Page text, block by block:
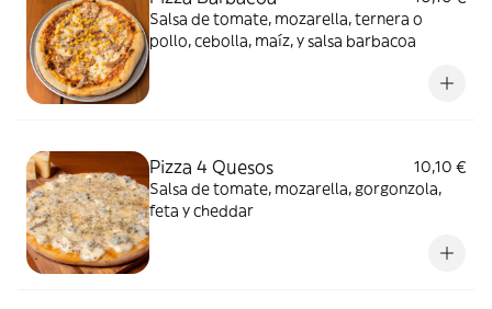
Salsa de tomate, mozarella, ternera o
pollo, cebolla, maíz, y salsa barbacoa
Pizza 4 Quesos
10,10 €
Salsa de tomate, mozarella, gorgonzola,
feta y cheddar